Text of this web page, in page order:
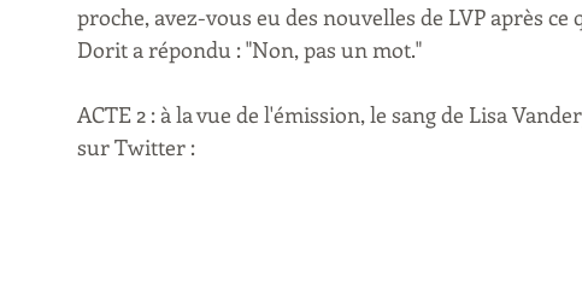
proche, avez-vous eu des nouvelles de LVP après ce
Dorit a répondu : "Non, pas un mot."
ACTE 2 : à la vue de l'émission, le sang de Lisa
sur Twitter :